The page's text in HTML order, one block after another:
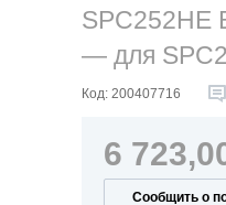
SPC252HE
— для
Код: 200407716
6
Сообщить о